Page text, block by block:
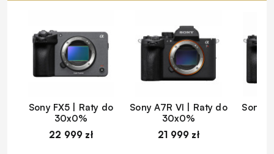
Sony FX5 | Raty do
30x0%
22 999 zł
Sony A7R VI | Raty do
30x0%
21 999 zł
Sony